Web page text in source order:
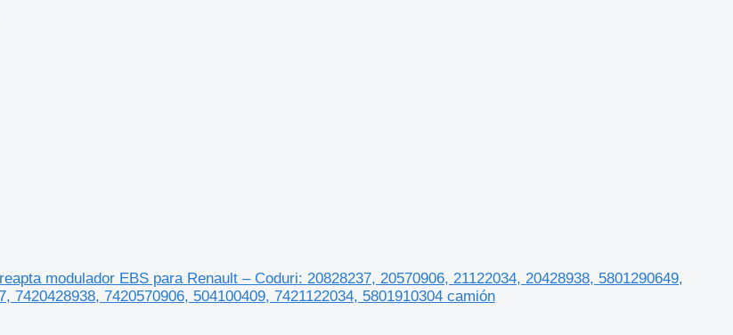
modulador EBS para Renault – Coduri: 20828237, 20570906, 21122034, 20428938, 5801290649,
7420428938, 7420570906, 504100409, 7421122034, 5801910304 camión